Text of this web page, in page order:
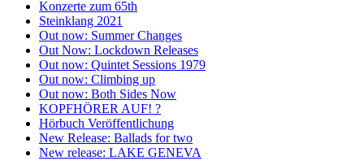
Konzerte zum 65th
Steinklang 2021
Out now: Summer Changes
Out Now: Lockdown Releases
Out now: Quintet Sessions 1979
Out now: Climbing up
Out now: Both Sides Now
KOPFHÖRER AUF! ?
Hörbuch Veröffentlichung
New Release: Ballads for two
New release: LAKE GENEVA